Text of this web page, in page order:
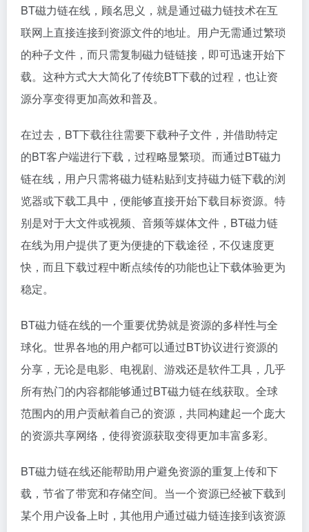
BT磁力链在线，顾名思义，就是通过磁力链技术在互
联网上直接连接到资源文件的地址。用户无需通过繁琐
的种子文件，而只需复制磁力链链接，即可迅速开始下
载。这种方式大大简化了传统BT下载的过程，也让资
源分享变得更加高效和普及。
在过去，BT下载往往需要下载种子文件，并借助特定
的BT客户端进行下载，过程略显繁琐。而通过BT磁力
链在线，用户只需将磁力链粘贴到支持磁力链下载的浏
览器或下载工具中，便能够直接开始下载目标资源。特
别是对于大文件或视频、音频等媒体文件，BT磁力链
在线为用户提供了更为便捷的下载途径，不仅速度更
快，而且下载过程中断点续传的功能也让下载体验更为
稳定。
BT磁力链在线的一个重要优势就是资源的多样性与全
球化。世界各地的用户都可以通过BT协议进行资源的
分享，无论是电影、电视剧、游戏还是软件工具，几乎
所有热门的内容都能够通过BT磁力链在线获取。全球
范围内的用户贡献着自己的资源，共同构建起一个庞大
的资源共享网络，使得资源获取变得更加丰富多彩。
BT磁力链在线还能帮助用户避免资源的重复上传和下
载，节省了带宽和存储空间。当一个资源已经被下载到
某个用户设备上时，其他用户通过磁力链连接到该资源